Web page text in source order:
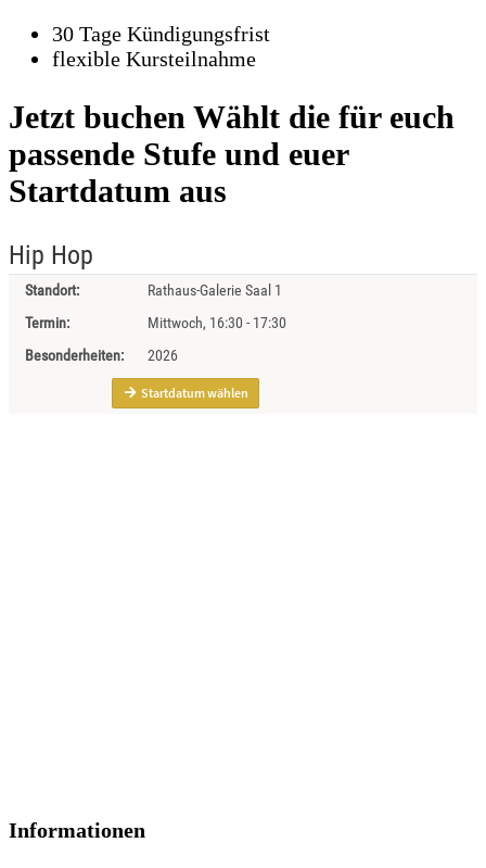
30 Tage Kündigungsfrist
flexible Kursteilnahme
Jetzt buchen Wählt die für euch
passende Stufe und euer
Startdatum aus
Informationen